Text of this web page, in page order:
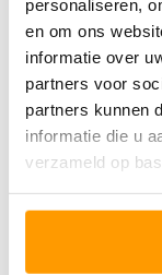
personaliseren,
en om ons
informatie over
partners voor
partners kunnen
informatie die u
verzameld op